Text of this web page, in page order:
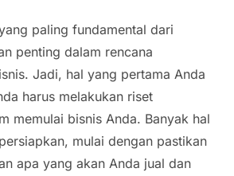
paling fundamental dari
penting dalam rencana
Jadi, hal yang pertama Anda
harus melakukan riset
memulai bisnis Anda. Banyak hal
mulai dengan pastikan
apa yang akan Anda jual dan